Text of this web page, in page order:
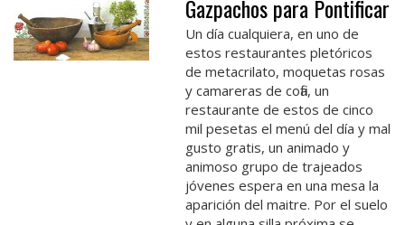
Gazpachos para Pontificar
Un día cualquiera, en uno de
estos restaurantes pletóricos
de metacrilato, moquetas rosas
y camareras de cofia, un
restaurante de estos de cinco
mil pesetas el menú del día y mal
gusto gratis, un animado y
animoso grupo de trajeados
jóvenes espera en una mesa la
aparición del maitre. Por el suelo